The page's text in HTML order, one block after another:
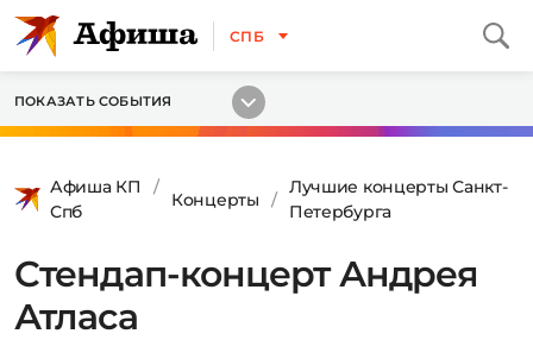
СПБ
ПОКАЗАТЬ СОБЫТИЯ
Афиша КП
Спб
Концерты
Лучшие концерты Санкт-
Петербурга
Стендап-концерт Андрея
Атласа